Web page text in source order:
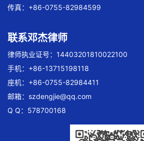
传真：+86-0755-82984599
联系邓杰律师
律师执业证号：14403201810022100
手机：+86-13715198118
座机：+86-0755-82984411
邮箱： szdengjie@qq.com
Q Q：578700168